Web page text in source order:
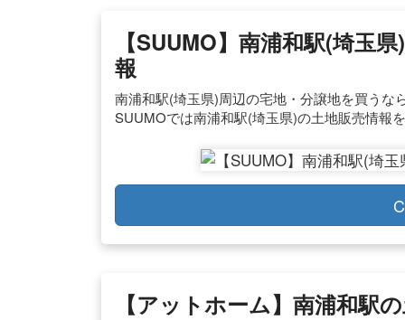
【SUUMO】南浦和駅(埼玉
報
南浦和駅(埼玉県)周辺の宅地・分譲地を買う
SUUMOでは南浦和駅(埼玉県)の土地販売情報
【アットホーム】南浦和駅